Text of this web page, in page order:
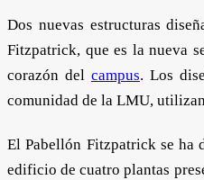
Dos nuevas estructuras
Fitzpatrick, que es la nueva
corazón del campus. Los
comunidad de la LMU,
El Pabellón Fitzpatrick se ha
edificio de cuatro plantas